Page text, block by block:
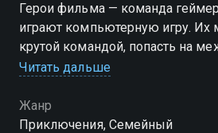
Герои фильма — команда
играют компьютерную игру. Их
крутой командой, попасть на
соревнования. Но для этого им
зашифрованное послание
кладе. И приключения
Читать дальше
Жанр
Приключения, Семейный